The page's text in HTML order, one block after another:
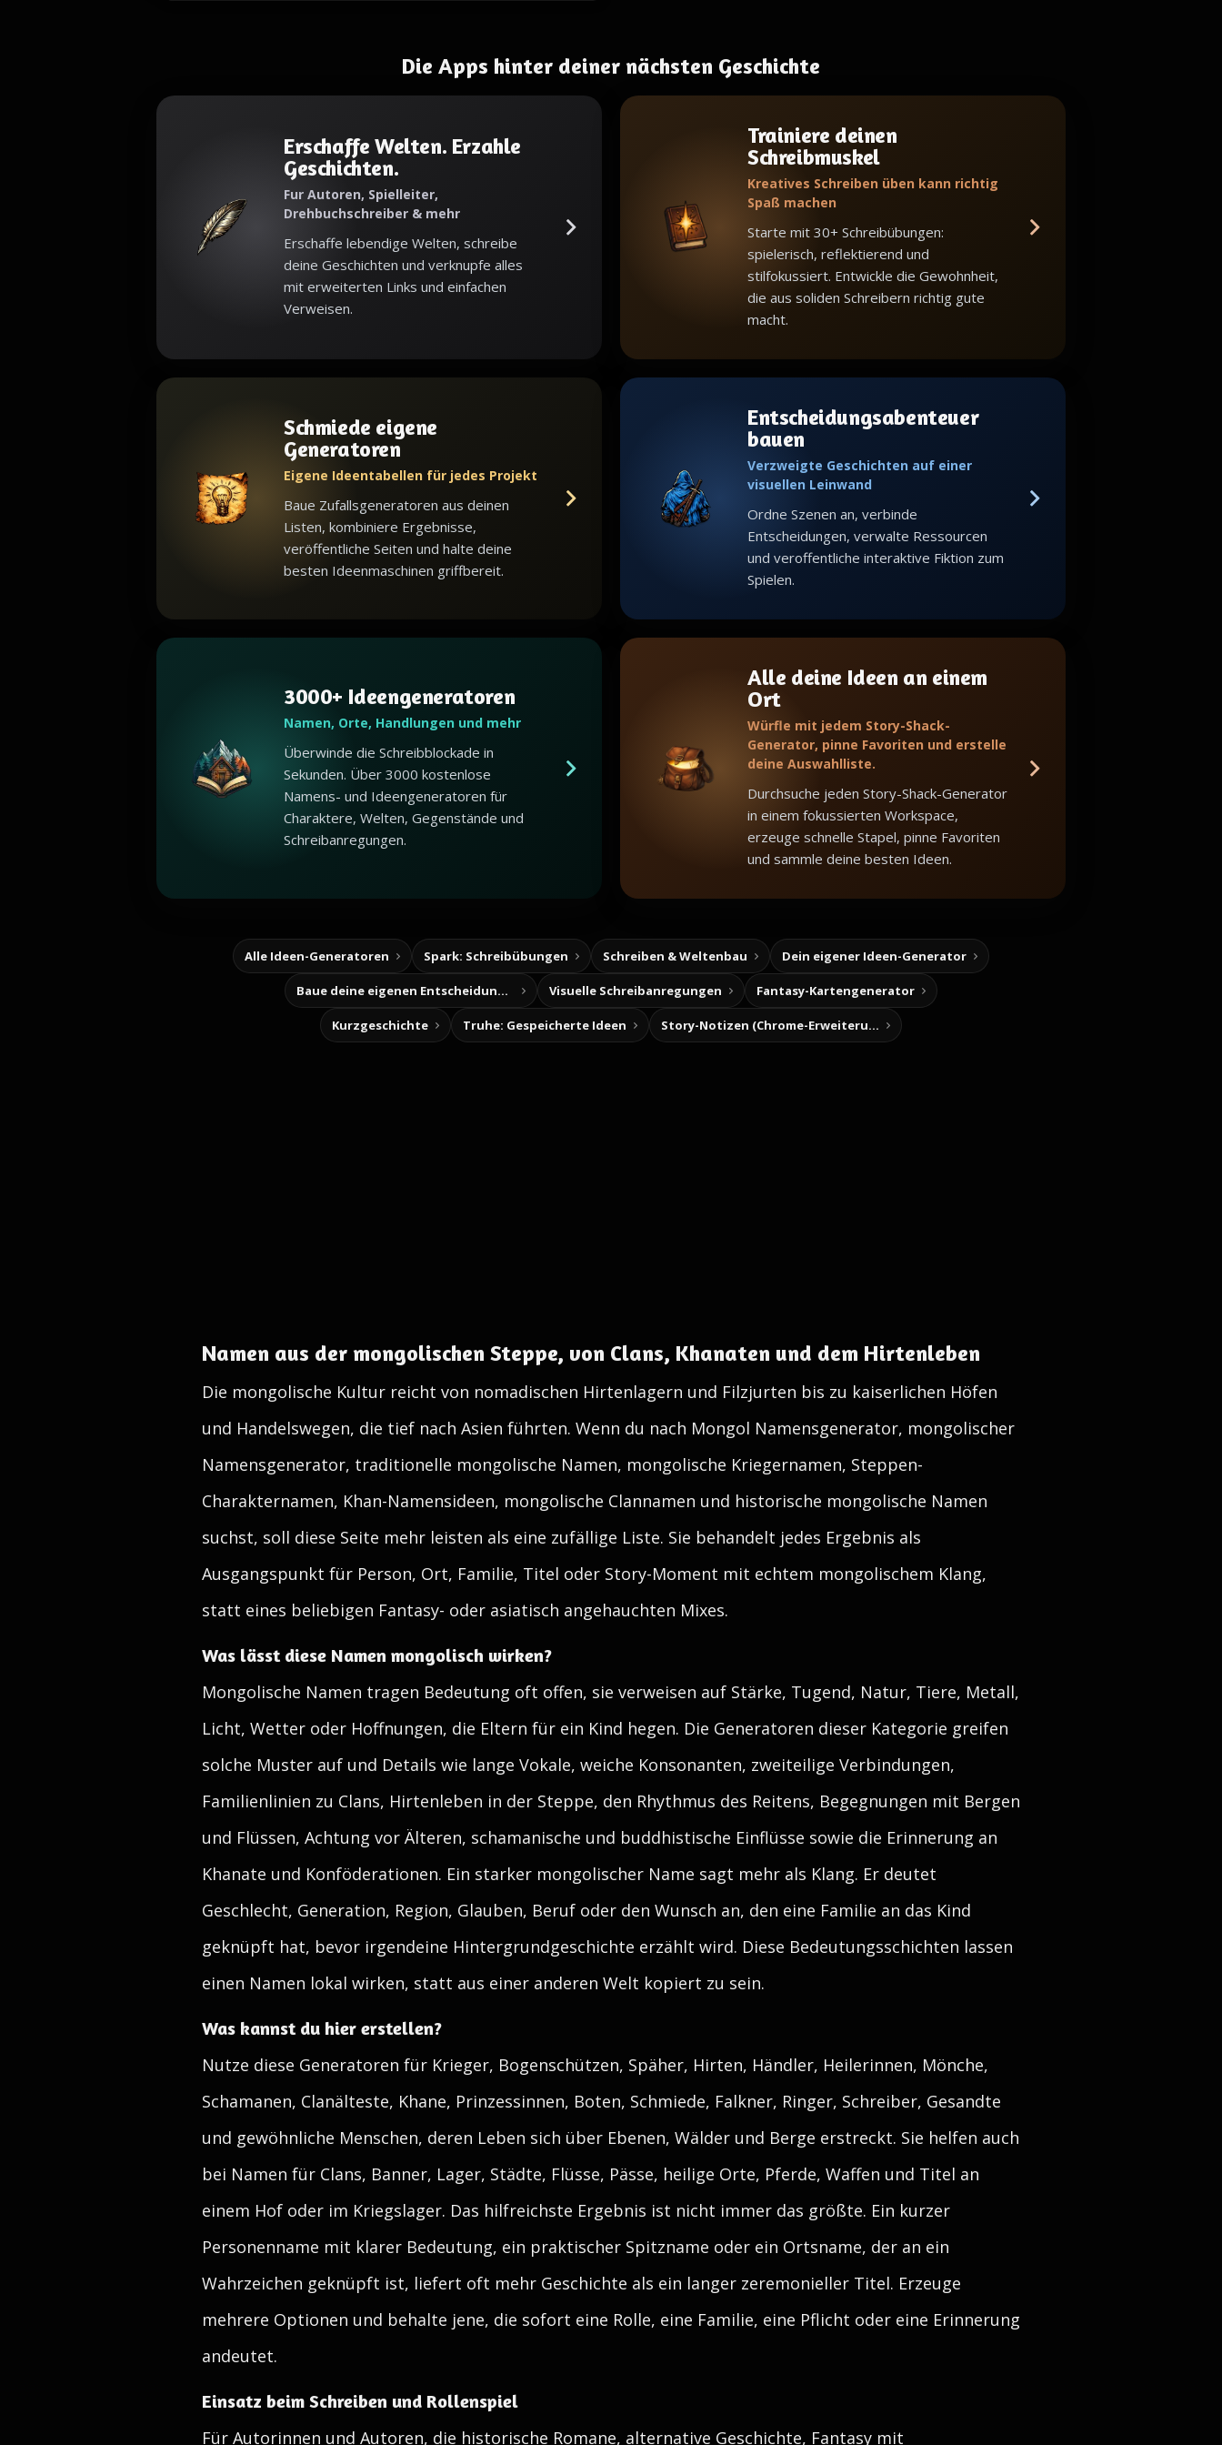
Die Apps hinter deiner nächsten Geschichte
Erschaffe Welten. Erzahle
Geschichten.
Fur Autoren, Spielleiter,
Drehbuchschreiber & mehr
Erschaffe lebendige Welten, schreibe
deine Geschichten und verknupfe alles
mit erweiterten Links und einfachen
Verweisen.
Trainiere deinen
Schreibmuskel
Kreatives Schreiben üben kann richtig
Spaß machen
Starte mit 30+ Schreibübungen:
spielerisch, reflektierend und
stilfokussiert. Entwickle die Gewohnheit,
die aus soliden Schreibern richtig gute
macht.
Schmiede eigene
Generatoren
Eigene Ideentabellen für jedes Projekt
Baue Zufallsgeneratoren aus deinen
Listen, kombiniere Ergebnisse,
veröffentliche Seiten und halte deine
besten Ideenmaschinen griffbereit.
Entscheidungsabenteuer
bauen
Verzweigte Geschichten auf einer
visuellen Leinwand
Ordne Szenen an, verbinde
Entscheidungen, verwalte Ressourcen
und veroffentliche interaktive Fiktion zum
Spielen.
3000+ Ideengeneratoren
Namen, Orte, Handlungen und mehr
Überwinde die Schreibblockade in
Sekunden. Über 3000 kostenlose
Namens- und Ideengeneratoren für
Charaktere, Welten, Gegenstände und
Schreibanregungen.
Alle deine Ideen an einem
Ort
Würfle mit jedem Story-Shack-
Generator, pinne Favoriten und erstelle
deine Auswahlliste.
Durchsuche jeden Story-Shack-Generator
in einem fokussierten Workspace,
erzeuge schnelle Stapel, pinne Favoriten
und sammle deine besten Ideen.
Alle Ideen-Generatoren Spark: Schreibübungen Schreiben & Weltenbau Dein eigener Ideen-Generator
Baue deine eigenen Entscheidungsabenteuer Visuelle Schreibanregungen Fantasy-Kartengenerator
Kurzgeschichte Truhe: Gespeicherte Ideen Story-Notizen (Chrome-Erweiterung)
Namen aus der mongolischen Steppe, von Clans, Khanaten und dem Hirtenleben
Die mongolische Kultur reicht von nomadischen Hirtenlagern und Filzjurten bis zu kaiserlichen Höfen
und Handelswegen, die tief nach Asien führten. Wenn du nach Mongol Namensgenerator, mongolischer
Namensgenerator, traditionelle mongolische Namen, mongolische Kriegernamen, Steppen-
Charakternamen, Khan-Namensideen, mongolische Clannamen und historische mongolische Namen
suchst, soll diese Seite mehr leisten als eine zufällige Liste. Sie behandelt jedes Ergebnis als
Ausgangspunkt für Person, Ort, Familie, Titel oder Story-Moment mit echtem mongolischem Klang,
statt eines beliebigen Fantasy- oder asiatisch angehauchten Mixes.
Was lässt diese Namen mongolisch wirken?
Mongolische Namen tragen Bedeutung oft offen, sie verweisen auf Stärke, Tugend, Natur, Tiere, Metall,
Licht, Wetter oder Hoffnungen, die Eltern für ein Kind hegen. Die Generatoren dieser Kategorie greifen
solche Muster auf und Details wie lange Vokale, weiche Konsonanten, zweiteilige Verbindungen,
Familienlinien zu Clans, Hirtenleben in der Steppe, den Rhythmus des Reitens, Begegnungen mit Bergen
und Flüssen, Achtung vor Älteren, schamanische und buddhistische Einflüsse sowie die Erinnerung an
Khanate und Konföderationen. Ein starker mongolischer Name sagt mehr als Klang. Er deutet
Geschlecht, Generation, Region, Glauben, Beruf oder den Wunsch an, den eine Familie an das Kind
geknüpft hat, bevor irgendeine Hintergrundgeschichte erzählt wird. Diese Bedeutungsschichten lassen
einen Namen lokal wirken, statt aus einer anderen Welt kopiert zu sein.
Was kannst du hier erstellen?
Nutze diese Generatoren für Krieger, Bogenschützen, Späher, Hirten, Händler, Heilerinnen, Mönche,
Schamanen, Clanälteste, Khane, Prinzessinnen, Boten, Schmiede, Falkner, Ringer, Schreiber, Gesandte
und gewöhnliche Menschen, deren Leben sich über Ebenen, Wälder und Berge erstreckt. Sie helfen auch
bei Namen für Clans, Banner, Lager, Städte, Flüsse, Pässe, heilige Orte, Pferde, Waffen und Titel an
einem Hof oder im Kriegslager. Das hilfreichste Ergebnis ist nicht immer das größte. Ein kurzer
Personenname mit klarer Bedeutung, ein praktischer Spitzname oder ein Ortsname, der an ein
Wahrzeichen geknüpft ist, liefert oft mehr Geschichte als ein langer zeremonieller Titel. Erzeuge
mehrere Optionen und behalte jene, die sofort eine Rolle, eine Familie, eine Pflicht oder eine Erinnerung
andeutet.
Einsatz beim Schreiben und Rollenspiel
Für Autorinnen und Autoren, die historische Romane, alternative Geschichte, Fantasy mit